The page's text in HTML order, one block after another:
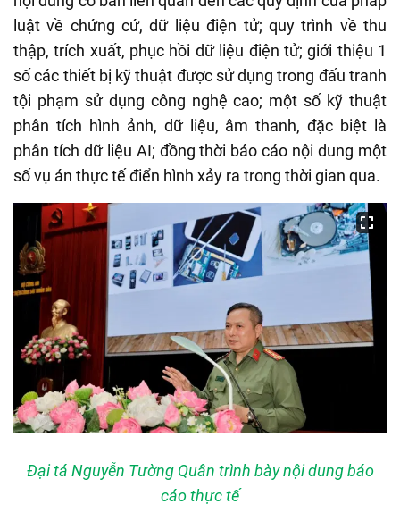
luật về chứng cứ, dữ liệu điện tử; quy trình về thu
thập, trích xuất, phục hồi dữ liệu điện tử; giới thiệu 1
số các thiết bị kỹ thuật được sử dụng trong đấu tranh
tội phạm sử dụng công nghệ cao; một số kỹ thuật
phân tích hình ảnh, dữ liệu, âm thanh, đặc biệt là
phân tích dữ liệu AI; đồng thời báo cáo nội dung một
số vụ án thực tế điển hình xảy ra trong thời gian qua.
Đại tá Nguyễn Tường Quân trình bày nội dung báo
cáo thực tế